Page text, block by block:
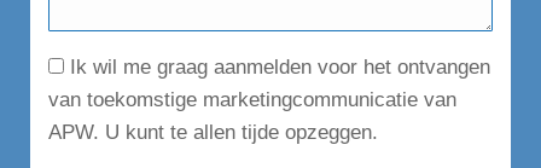
Consent
Ik wil me graag aanmelden voor het ontvangen
van toekomstige marketingcommunicatie van
APW. U kunt te allen tijde opzeggen.